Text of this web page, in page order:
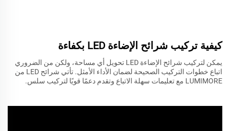
كيفية تركيب شرائح الإضاءة LED بكفاءة
يمكن لتركيب شرائح الإضاءة LED تحويل أي مساحة، ولكن من الضروري
اتباع خطوات التركيب الصحيحة لضمان الأداء الأمثل. تأتي شرائح LED من
LUMIMORE مع تعليمات سهلة الاتباع وتقدم دعمًا قويًا لتركيب سلس.